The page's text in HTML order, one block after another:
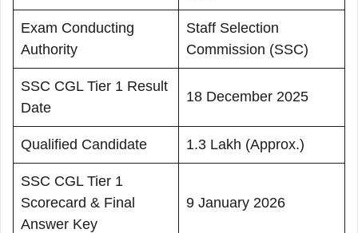
Exam Conducting
Authority
Staff Selection
Commission (SSC)
SSC CGL Tier 1 Result
Date
18 December 2025
Qualified Candidate 1.3 Lakh (Approx.)
SSC CGL Tier 1
Scorecard & Final
Answer Key
9 January 2026